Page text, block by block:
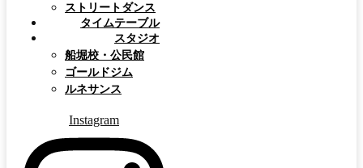
ストリートダンス
タイムテーブル
スタジオ
船堀校・公民館
ゴールドジム
ルネサンス
Instagram